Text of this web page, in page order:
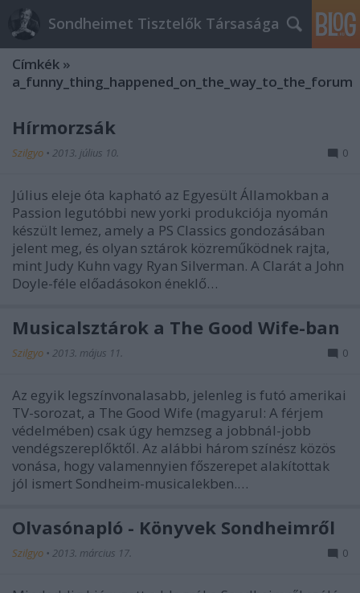
Sondheimet Tisztelők Társasága
Címkék »
a_funny_thing_happened_on_the_way_to_the_forum
Hírmorzsák
Szilgyo • 2013. július 10. 0
Július eleje óta kapható az Egyesült Államokban a
Passion legutóbbi new yorki produkciója nyomán
készült lemez, amely a PS Classics gondozásában
jelent meg, és olyan sztárok közreműködnek rajta,
mint Judy Kuhn vagy Ryan Silverman. A Clarát a John
Doyle-féle előadásokon éneklő…
Musicalsztárok a The Good Wife-ban
Szilgyo • 2013. május 11. 0
Az egyik legszínvonalasabb, jelenleg is futó amerikai
TV-sorozat, a The Good Wife (magyarul: A férjem
védelmében) csak úgy hemzseg a jobbnál-jobb
vendégszereplőktől. Az alábbi három színész közös
vonása, hogy valamennyien főszerepet alakítottak
jól ismert Sondheim-musicalekben.…
Olvasónapló - Könyvek Sondheimről
Szilgyo • 2013. március 17. 0